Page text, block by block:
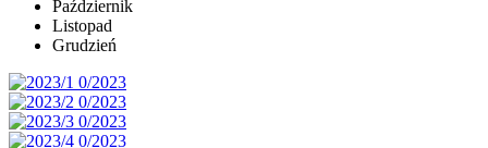
Październik
Listopad
Grudzień